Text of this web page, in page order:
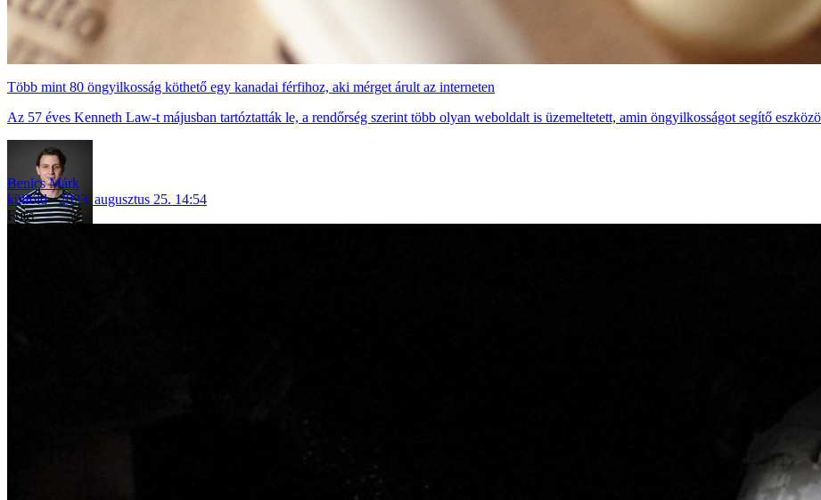
Több mint 80 öngyilkosság köthető egy kanadai férfihoz, aki mérget árult az interneten
Az 57 éves Kenneth Law-t májusban tartóztatták le, a rendőrség szerint több olyan weboldalt is üzemeltetett, amin öngyilkosságot segítő
Benics Márk
külföld
2023. augusztus 25. 14:54
Friss